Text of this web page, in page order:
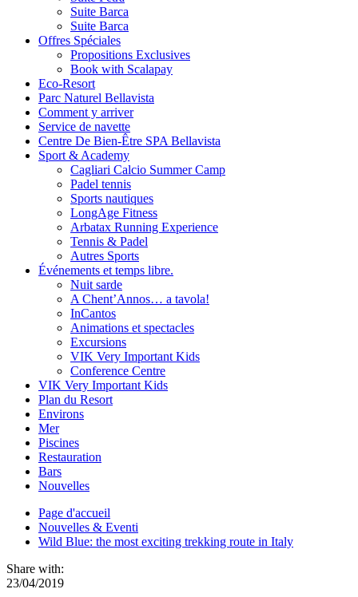
Suite Barca
Suite Barca
Offres Spéciales
Propositions Exclusives
Book with Scalapay
Eco-Resort
Parc Naturel Bellavista
Comment y arriver
Service de navette
Centre De Bien-Être SPA Bellavista
Sport & Academy
Cagliari Calcio Summer Camp
Padel tennis
Sports nautiques
LongAge Fitness
Arbatax Running Experience
Tennis & Padel
Autres Sports
Événements et temps libre.
Nuit sarde
A Chent’Annos… a tavola!
InCantos
Animations et spectacles
Excursions
VIK Very Important Kids
Conference Centre
VIK Very Important Kids
Plan du Resort
Environs
Mer
Piscines
Restauration
Bars
Nouvelles
Page d'accueil
Nouvelles & Eventi
Wild Blue: the most exciting trekking route in Italy
Share with:
23/04/2019